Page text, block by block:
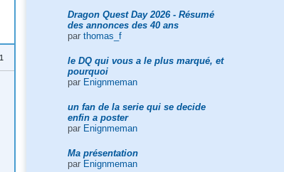
Dragon Quest Day 2026 - Résumé
des annonces des 40 ans
par thomas_f
le DQ qui vous a le plus marqué, et
pourquoi
par Enignmeman
un fan de la serie qui se decide
enfin a poster
par Enignmeman
Ma présentation
par Enignmeman